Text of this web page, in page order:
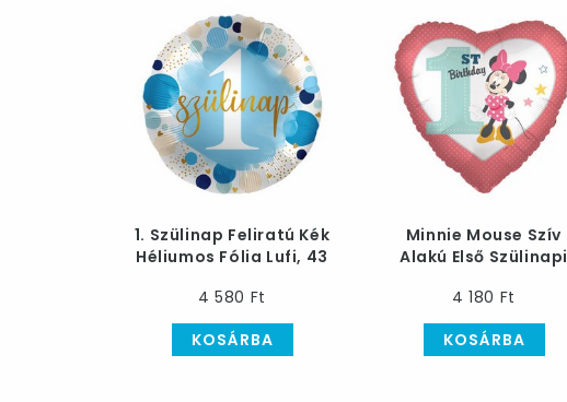
1. Szülinap Feliratú Kék
Héliumos Fólia Lufi, 43
4 580 Ft
KOSÁRBA
Minnie Mouse Szív
Alakú Első Szülinapi
cm
4 180 Ft
KOSÁRBA